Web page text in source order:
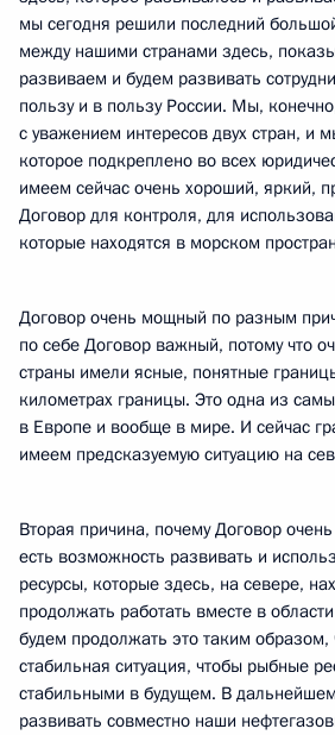
мы сегодня решили последний
между нашими странами здесь,
развиваем и будем развивать
пользу и в пользу России. Мы,
с уважением интересов двух стран, и
которое подкреплено во всех
имеем сейчас очень хороший, яркий,
Договор для контроля, для
которые находятся в морском
Договор очень мощный по разным
по себе Договор важный, потому что
страны имели ясные, понятные
километрах границы. Это одна из
в Европе и вообще в мире. И сейчас
имеем предсказуемую ситуацию на
Вторая причина, почему Договор
есть возможность развивать и
ресурсы, которые здесь, на севере,
продолжать работать вместе в
будем продолжать это таким образом,
стабильная ситуация, чтобы рыбные
стабильными в будущем. В
развивать совместно наши